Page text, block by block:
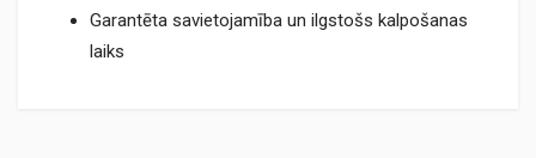
Garantēta savietojamība un ilgstošs kalpošanas
laiks